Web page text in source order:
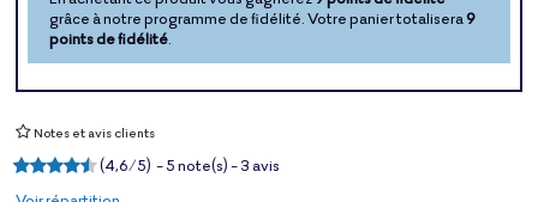
grâce à notre programme de fidélité. Votre panier totalisera9
points de fidélité.
Notes et avis clients
(4,6/5) -5note(s) -3 avis